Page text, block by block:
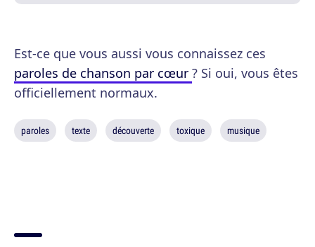
Est-ce que vous aussi vous connaissez ces
paroles de chanson par cœur ? Si oui, vous êtes
officiellement normaux.
paroles texte découverte toxique musique